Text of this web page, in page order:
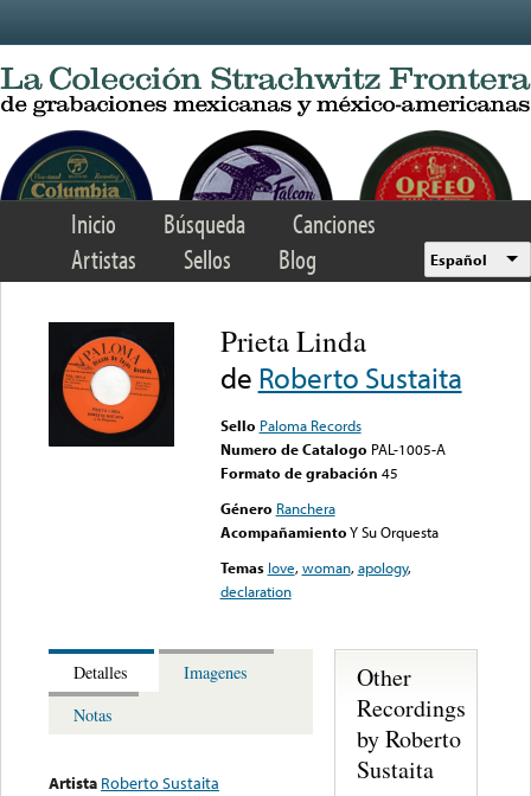
Inicio Búsqueda
Canciones
Artistas
Sellos Blog Español
Prieta Linda
de Roberto Sustaita
Sello Paloma Records
Numero de Catalogo PAL-1005-A
Formato de grabación 45
Género Ranchera
AcompañamientoY Su Orquesta
Temas love,woman,apology,
declaration
Detalles
Imagenes
Notas
Artista Roberto Sustaita
Other
Recordings
by Roberto
Sustaita